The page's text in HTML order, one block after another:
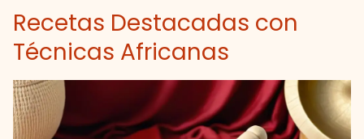
Recetas Destacadas con
Técnicas Africanas